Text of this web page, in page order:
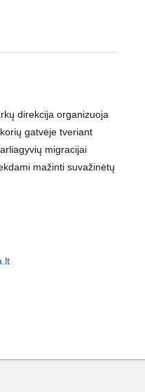
direkcija organizuoja
gatvėje tveriant
migracijai
mažinti suvažinėtų